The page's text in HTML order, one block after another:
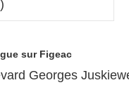
sur Figeac
Georges